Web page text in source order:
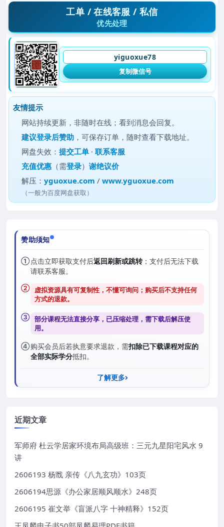
工单 / 在线客服 / 私信
优先处理
yiguoxue78
复制微信号
友情提示
网站持续更新，非随时在线；看到消息会回复。
建议登录后赞助 ，可保存订单，随时查看下载地址。
网盘失效：提交工单 ·联系客服
充值优惠 （需登录）谢绝议价
解压：yguoxue.com /www.yguoxue.com
（一般为百度网盘获取）
赞助须知
①点击立即获取支付后返回刷新或跳转；支付后无法下载
请联系客服。
② 虚拟资源具有可复制性，不懂可询问；购买后不支持任何
方式的退款。
③ 部分课程无法直接分享，已压缩处理，需下载后解压使
用。
④购买会员后若执意要求退款，需扣除已下载课程对应的
全部实际学分抵扣。
了解更多
近期文章
军师府 杜云学居家环境布局高级班：三元九星阳宅风水 9
讲
2606193 杨戬 亲传《八九玄功》103页
2606194思源《办公家居顺风顺水》248页
2606195 崔文举《盲派八字 十神精释》152页